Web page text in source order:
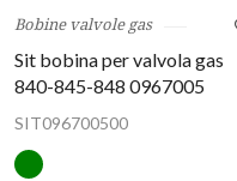
Bobine valvole gas
Sit bobina per valvola gas
840-845-848 0967005
SIT096700500